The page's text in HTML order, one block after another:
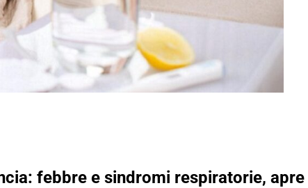
febbre e sindromi respiratorie,